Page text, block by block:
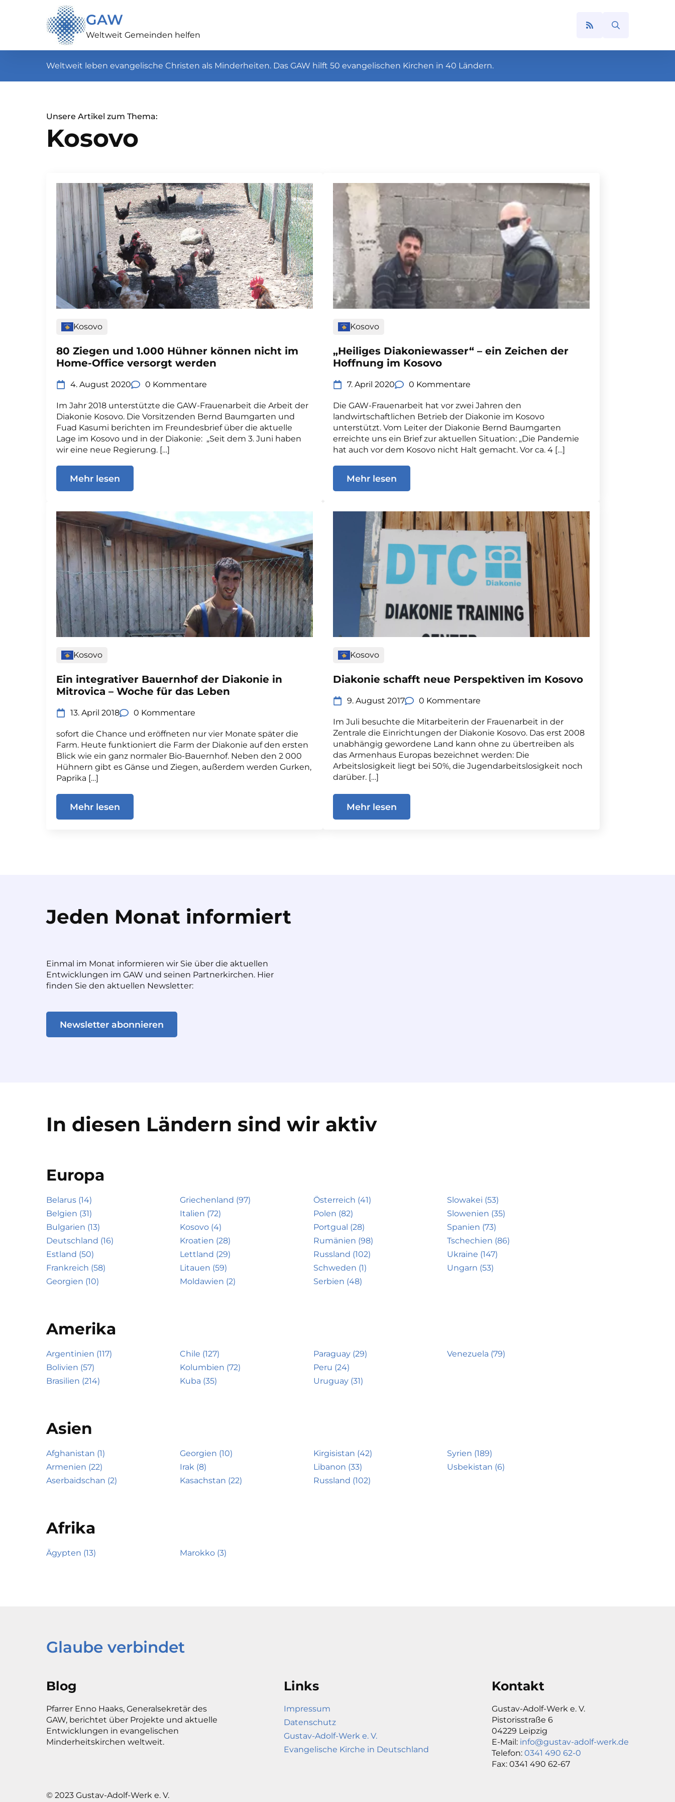
GAW
Weltweit Gemeinden helfen
Weltweit leben evangelische Christen als Minderheiten. Das GAW hilft 50 evangelischen Kirchen in 40 Ländern.
Unsere Artikel zum Thema:
Kosovo
Kosovo
80 Ziegen und 1.000 Hühner können nicht im
Home-Office versorgt werden
4. August 2020 0 Kommentare
Im Jahr 2018 unterstützte die GAW-Frauenarbeit die Arbeit der
Diakonie Kosovo. Die Vorsitzenden Bernd Baumgarten und
Fuad Kasumi berichten im Freundesbrief über die aktuelle
Lage im Kosovo und in der Diakonie: „Seit dem 3. Juni haben
wir eine neue Regierung. […]
Mehr lesen
Kosovo
„Heiliges Diakoniewasser“ – ein Zeichen der
Hoffnung im Kosovo
7. April 2020 0 Kommentare
Die GAW-Frauenarbeit hat vor zwei Jahren den
landwirtschaftlichen Betrieb der Diakonie im Kosovo
unterstützt. Vom Leiter der Diakonie Bernd Baumgarten
erreichte uns ein Brief zur aktuellen Situation: „Die Pandemie
hat auch vor dem Kosovo nicht Halt gemacht. Vor ca. 4 […]
Mehr lesen
Kosovo
Ein integrativer Bauernhof der Diakonie in
Mitrovica – Woche für das Leben
13. April 2018 0 Kommentare
sofort die Chance und eröffneten nur vier Monate später die
Farm. Heute funktioniert die Farm der Diakonie auf den ersten
Blick wie ein ganz normaler Bio-Bauernhof. Neben den 2 000
Hühnern gibt es Gänse und Ziegen, außerdem werden Gurken,
Paprika […]
Mehr lesen
Kosovo
Diakonie schafft neue Perspektiven im Kosovo
9. August 2017 0 Kommentare
Im Juli besuchte die Mitarbeiterin der Frauenarbeit in der
Zentrale die Einrichtungen der Diakonie Kosovo. Das erst 2008
unabhängig gewordene Land kann ohne zu übertreiben als
das Armenhaus Europas bezeichnet werden: Die
Arbeitslosigkeit liegt bei 50%, die Jugendarbeitslosigkeit noch
darüber. […]
Mehr lesen
Jeden Monat informiert
Einmal im Monat informieren wir Sie über die aktuellen
Entwicklungen im GAW und seinen Partnerkirchen. Hier
finden Sie den aktuellen Newsletter:
Newsletter abonnieren
In diesen Ländern sind wir aktiv
Europa
Belarus (14)
Belgien (31)
Bulgarien (13)
Deutschland (16)
Estland (50)
Frankreich (58)
Georgien (10)
Griechenland (97)
Italien (72)
Kosovo (4)
Kroatien (28)
Lettland (29)
Litauen (59)
Moldawien (2)
Österreich (41)
Polen (82)
Portgual (28)
Rumänien (98)
Russland (102)
Schweden (1)
Serbien (48)
Slowakei (53)
Slowenien (35)
Spanien (73)
Tschechien (86)
Ukraine (147)
Ungarn (53)
Amerika
Argentinien (117)
Bolivien (57)
Brasilien (214)
Chile (127)
Kolumbien (72)
Kuba (35)
Paraguay (29)
Peru (24)
Uruguay (31)
Venezuela (79)
Asien
Afghanistan (1)
Armenien (22)
Aserbaidschan (2)
Georgien (10)
Irak (8)
Kasachstan (22)
Kirgisistan (42)
Libanon (33)
Russland (102)
Syrien (189)
Usbekistan (6)
Afrika
Ägypten (13) Marokko (3)
Glaube verbindet
Blog
Pfarrer Enno Haaks, Generalsekretär des
GAW, berichtet über Projekte und aktuelle
Entwicklungen in evangelischen
Minderheitskirchen weltweit.
Links
Impressum
Datenschutz
Gustav-Adolf-Werk e. V.
Evangelische Kirche in Deutschland
Kontakt
Gustav-Adolf-Werk e. V.
Pistorisstraße 6
04229 Leipzig
E-Mail: info@gustav-adolf-werk.de
Telefon: 0341 490 62-0
Fax: 0341 490 62-67
© 2023 Gustav-Adolf-Werk e. V.